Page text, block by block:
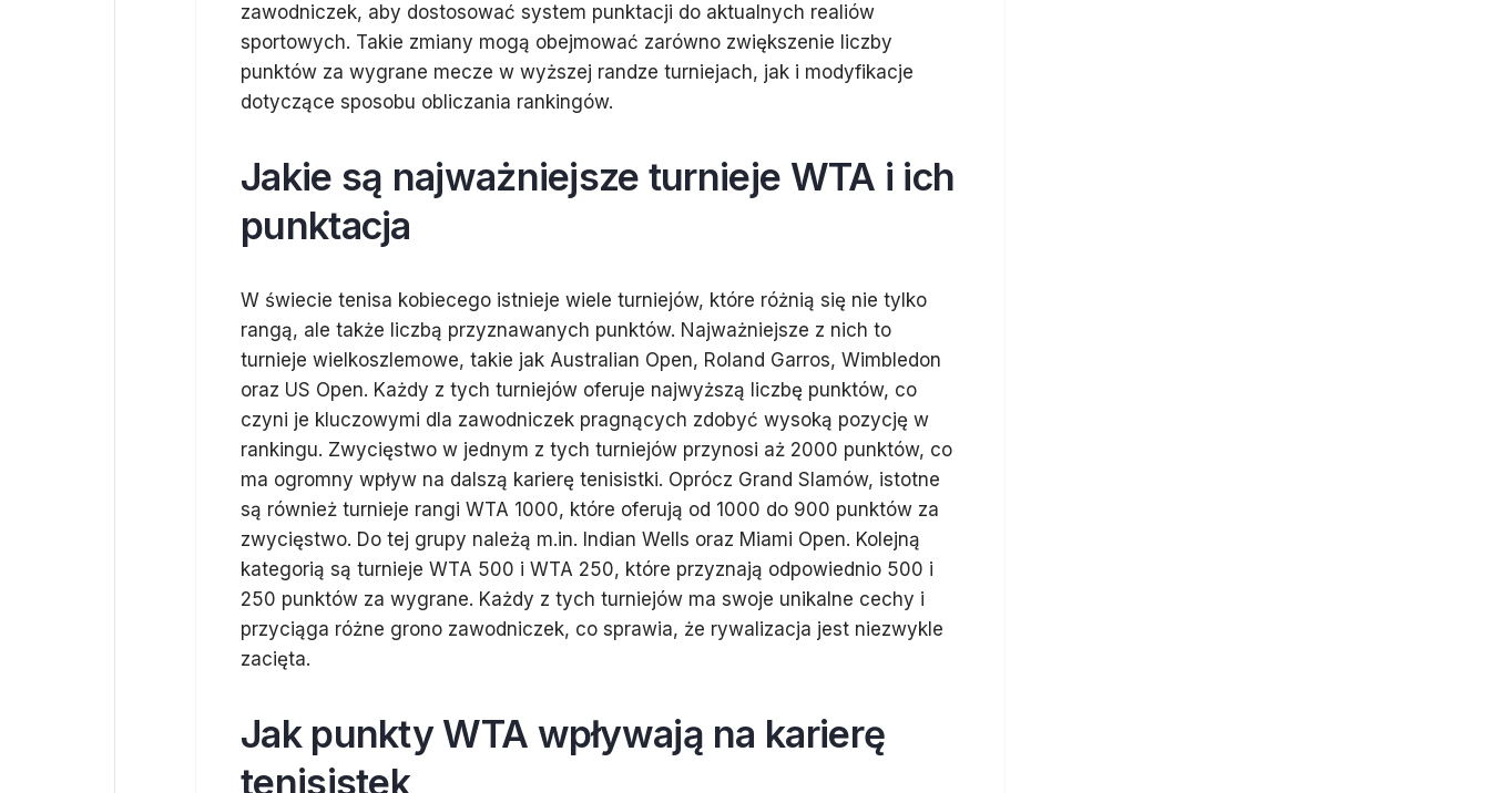
zawodniczek, aby dostosować system punktacji do aktualnych realiów
sportowych. Takie zmiany mogą obejmować zarówno zwiększenie liczby
punktów za wygrane mecze w wyższej randze turniejach, jak i modyfikacje
dotyczące sposobu obliczania rankingów.
Jakie są najważniejsze turnieje WTA i ich
punktacja
W świecie tenisa kobiecego istnieje wiele turniejów, które różnią się nie tylko
rangą, ale także liczbą przyznawanych punktów. Najważniejsze z nich to
turnieje wielkoszlemowe, takie jak Australian Open, Roland Garros, Wimbledon
oraz US Open. Każdy z tych turniejów oferuje najwyższą liczbę punktów, co
czyni je kluczowymi dla zawodniczek pragnących zdobyć wysoką pozycję w
rankingu. Zwycięstwo w jednym z tych turniejów przynosi aż 2000 punktów, co
ma ogromny wpływ na dalszą karierę tenisistki. Oprócz Grand Slamów, istotne
są również turnieje rangi WTA 1000, które oferują od 1000 do 900 punktów za
zwycięstwo. Do tej grupy należą m.in. Indian Wells oraz Miami Open. Kolejną
kategorią są turnieje WTA 500 i WTA 250, które przyznają odpowiednio 500 i
250 punktów za wygrane. Każdy z tych turniejów ma swoje unikalne cechy i
przyciąga różne grono zawodniczek, co sprawia, że rywalizacja jest niezwykle
zacięta.
Jak punkty WTA wpływają na karierę
tenisistek